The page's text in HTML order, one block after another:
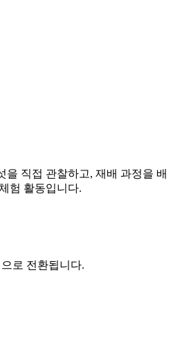
을 직접 관찰하고, 재배 과정을 배
험 활동입니다.
로 전환됩니다.